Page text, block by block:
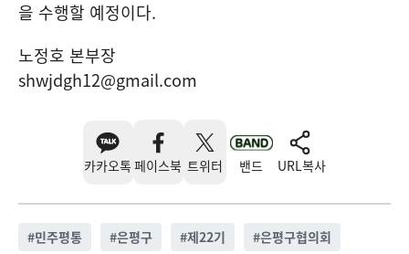
을 수행할 예정이다.
노정호 본부장
shwjdgh12@gmail.com
카카오톡 페이스북 트위터 밴드 URL복사
#민주평통 #은평구 #제22기 #은평구협의회